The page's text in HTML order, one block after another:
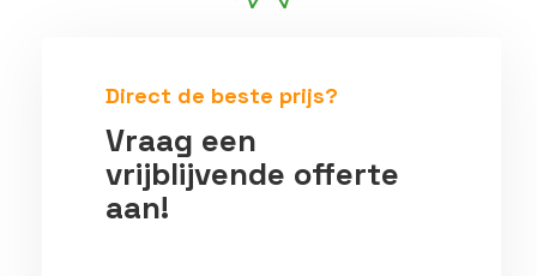
Direct de beste prijs?
Vraag een
vrijblijvende offerte
aan!